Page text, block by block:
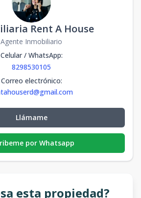
Rent A House
Agente Inmobiliario
Celular / WhatsApp:
8298530105
Correo electrónico:
Llámame
por Whatsapp
esta propiedad?